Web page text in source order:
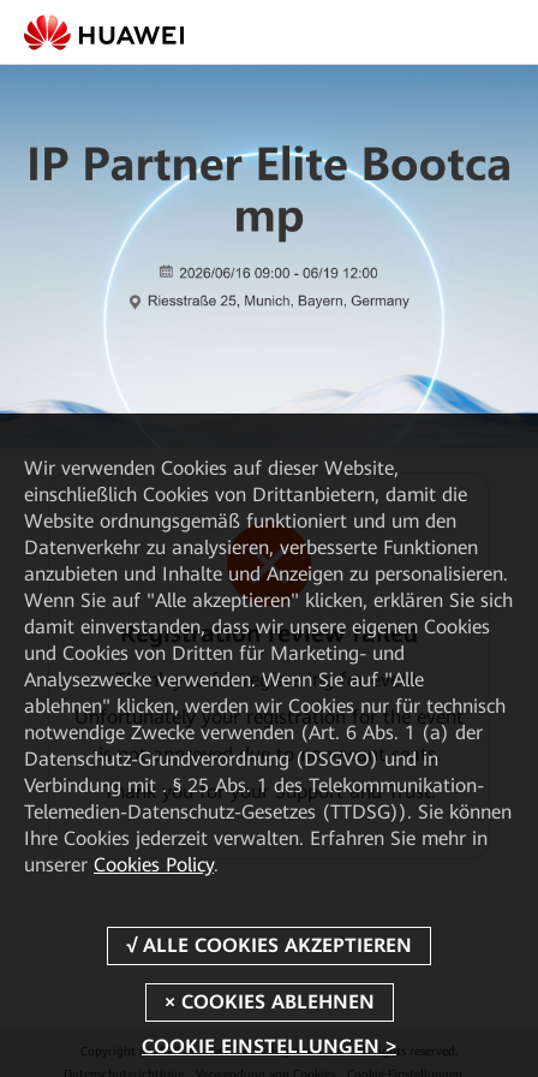
Registration review failed
Thank you for registering for event.
Unfortunately your registration for the event
is not approved due to no vacant seats.
Thank you for your Support and Trust.
Copyright © 2026 Huawei Technologies Co., Ltd. All rights reserved.
Datenschutzrichtlinie
Verwendung von Cookies Cookie Einstellungen
Wir verwenden Cookies auf dieser Website,
einschließlich Cookies von Drittanbietern, damit die
Website ordnungsgemäß funktioniert und um den
Datenverkehr zu analysieren, verbesserte Funktionen
anzubieten und Inhalte und Anzeigen zu personalisieren.
Wenn Sie auf "Alle akzeptieren" klicken, erklären Sie sich
damit einverstanden, dass wir unsere eigenen Cookies
und Cookies von Dritten für Marketing- und
Analysezwecke verwenden. Wenn Sie auf "Alle
ablehnen" klicken, werden wir Cookies nur für technisch
notwendige Zwecke verwenden (Art. 6 Abs. 1 (a) der
Datenschutz-Grundverordnung (DSGVO) und in
Verbindung mit . § 25 Abs. 1 des Telekommunikation-
Telemedien-Datenschutz-Gesetzes (TTDSG)). Sie können
Ihre Cookies jederzeit verwalten. Erfahren Sie mehr in
unserer Cookies Policy.
COOKIE EINSTELLUNGEN >